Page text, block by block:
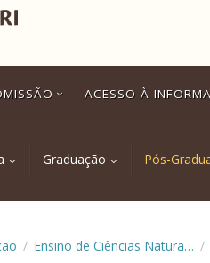
ACESSO À
Graduação Pós-
/ Ensino de Ciências Naturais e Matemática (EaD) /